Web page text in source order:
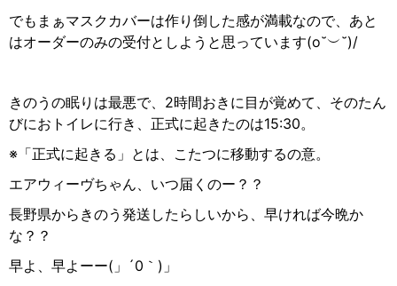
でもまぁマスクカバーは作り倒した感が満載なので、あと
はオーダーのみの受付としようと思っています(o˘︶˘)/
きのうの眠りは最悪で、 2時間おきに目が覚めて、そのたん
びにおトイレに行き、正式に起きたのは15:30。
※ 「正式に起きる」とは、こたつに移動するの意。
エアウィーヴちゃん、いつ届くのー？？
長野県からきのう発送したらしいから、早ければ今晩か
な？？
早よ、早よーー( 」 ´0 ｀ ) 」